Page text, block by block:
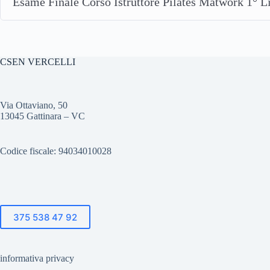
CSEN VERCELLI
Via Ottaviano, 50
13045 Gattinara – VC
Codice fiscale: 94034010028
375 538 47 92
informativa privacy